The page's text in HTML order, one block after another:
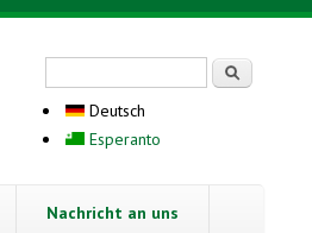
Deutsch
Esperanto
Nachricht an uns